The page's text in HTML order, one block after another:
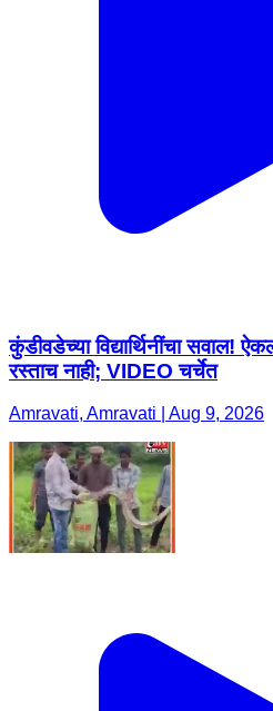
कुंडीवडेच्या विद्यार्थिनींचा सवाल!
रस्ताच नाही; VIDEO चर्चेत
Amravati, Amravati | Aug 9, 2026